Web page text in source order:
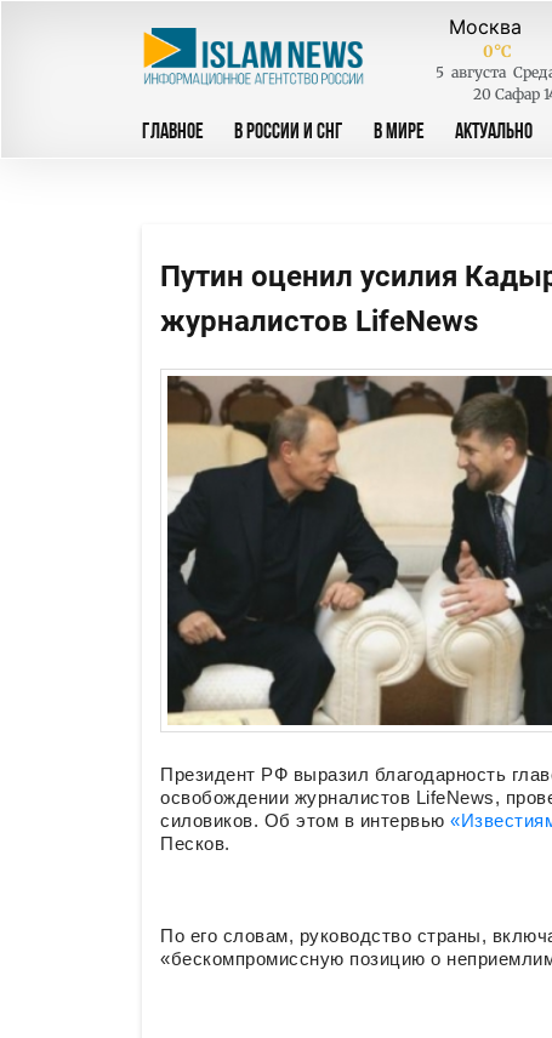
0°C
5 августа
20 Сафар
ГЛАВНОЕ В РОССИИ И СНГ В МИРЕ АКТУАЛЬНО
Путин оценил усилия
журналистов LifeNews
Президент РФ выразил благодарность
освобождении журналистов LifeNews,
силовиков. Об этом в интервью
Песков.
По его словам, руководство страны,
«бескомпромиссную позицию о